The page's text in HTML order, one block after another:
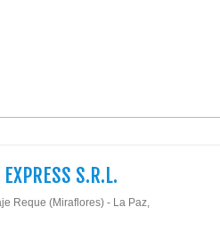
S.R.L.
Reque (Miraflores) - La Paz,